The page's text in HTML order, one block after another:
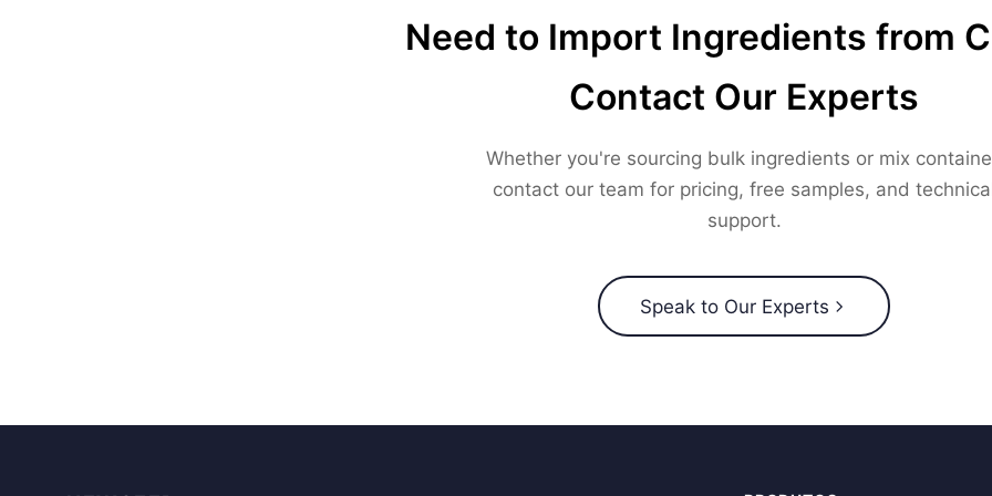
Need to Import Ingredients from
Contact Our Experts
Whether you're sourcing bulk ingredients or mix
contact our team for pricing, free samples, and
support.
Speak to Our Experts